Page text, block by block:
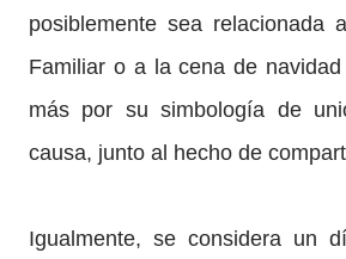
posiblemente sea relacionada
Familiar o a la cena de navidad
más por su simbología de
causa, junto al hecho de
Igualmente, se considera un